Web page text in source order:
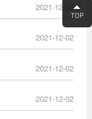
2021-12-02
2021-12-02
2021-12-02
2021-12-02